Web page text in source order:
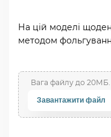
На цій моделі
методом
Завантажити файл